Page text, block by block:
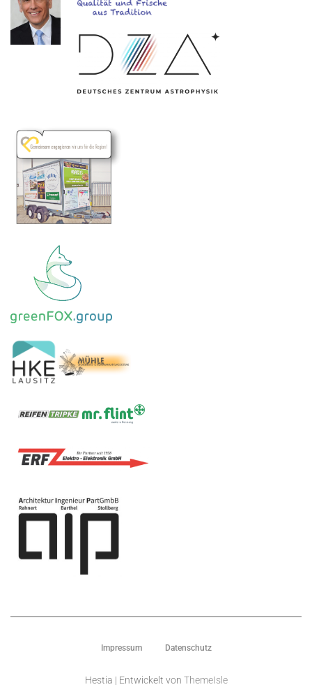
Impressum Datenschutz
Hestia | Entwickelt von ThemeIsle